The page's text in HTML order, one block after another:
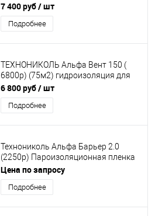
кровли и стен (под заказ)
7 400 руб/ шт
Подробнее
ТЕХНОНИКОЛЬ Альфа Вент 150 (
6800р) (75м2) гидроизоляция для
кровли и стен (под заказ)
6 800 руб/ шт
Подробнее
Технониколь Альфа Барьер 2.0
(2250р) Пароизоляционная пленка
75м2 пароизоляция для кровли и
стен (под заказ)
Цена по запросу
Подробнее